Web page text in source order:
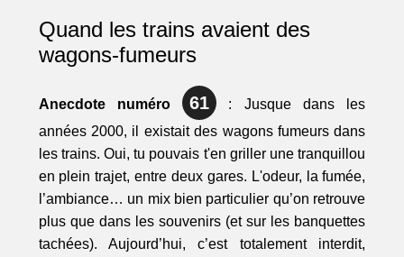
Quand les trains avaient des
wagons-fumeurs
Anecdote numéro 61
: Jusque dans les
années 2000, il existait des wagons fumeurs dans
les trains. Oui, tu pouvais t'en griller une tranquillou
en plein trajet, entre deux gares. L'odeur, la fumée,
l’ambiance… un mix bien particulier qu’on retrouve
plus que dans les souvenirs (et sur les banquettes
tachées). Aujourd’hui, c’est totalement interdit,